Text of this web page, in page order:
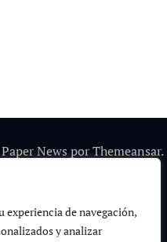
experiencia de navegación,
y analizar
Paper NewsporThemeansar.